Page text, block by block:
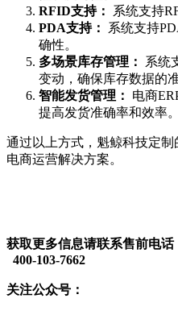
RFID支持：
系统支持
PDA支持：
系统支持
确性。
多场景库存管理：
系统
变动，确保库存数据的
智能发货管理：
电商
提高发货准确率和效率。
通过以上方式，魁鲸科技定
电商运营解决方案。
获取更多信息请联系售前电话
400-103-7662
关注公众号：